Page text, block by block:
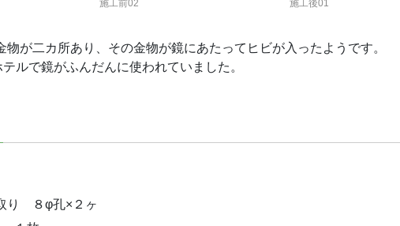
施工前02 施工後01
が二カ所あり、その金物が鏡にあたってヒビが入ったようです。
ルで鏡がふんだんに使われていました。
り ８φ孔×２ヶ